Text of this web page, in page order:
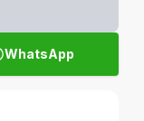
WhatsApp